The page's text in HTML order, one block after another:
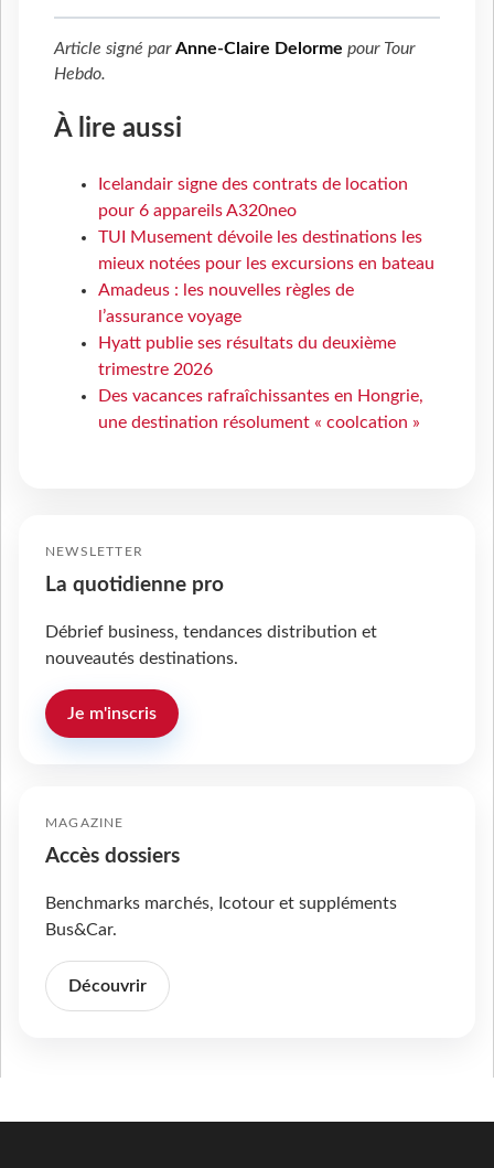
Article signé parAnne-Claire Delorme pour Tour
Hebdo.
À lire aussi
Icelandair signe des contrats de location
pour 6 appareils A320neo
TUI Musement dévoile les destinations les
mieux notées pour les excursions en bateau
Amadeus : les nouvelles règles de
l’assurance voyage
Hyatt publie ses résultats du deuxième
trimestre 2026
Des vacances rafraîchissantes en Hongrie,
une destination résolument « coolcation »
NEWSLETTER
La quotidienne pro
Débrief business, tendances distribution et
nouveautés destinations.
Je m'inscris
MAGAZINE
Accès dossiers
Benchmarks marchés, Icotour et suppléments
Bus&Car.
Découvrir